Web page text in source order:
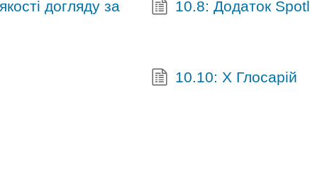
догляду за
10.8: Додаток
10.10: X Глосарій